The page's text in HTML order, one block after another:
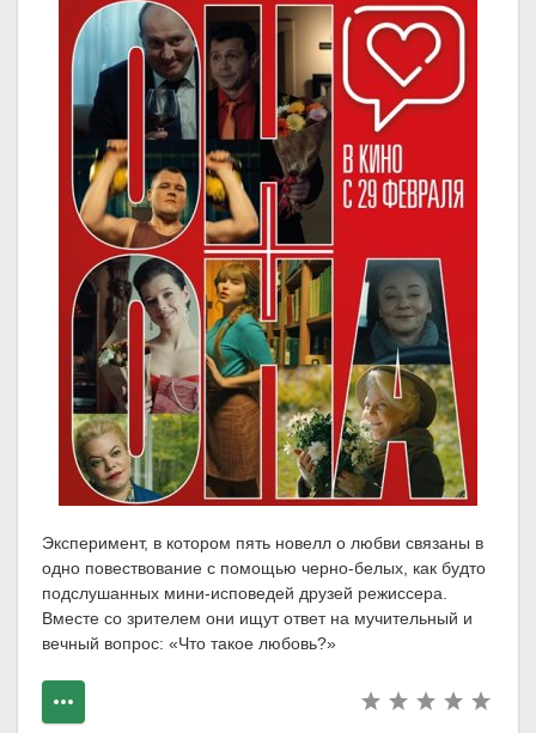
Эксперимент, в котором пять новелл о любви связаны в
одно повествование с помощью черно-белых, как будто
подслушанных мини-исповедей друзей режиссера.
Вместе со зрителем они ищут ответ на мучительный и
вечный вопрос: «Что такое любовь?»